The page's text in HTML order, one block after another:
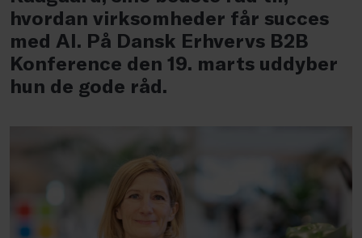
hvordan virksomheder får succes
med AI. På Dansk Erhvervs B2B
Konference den 19. marts uddyber
hun de gode råd.